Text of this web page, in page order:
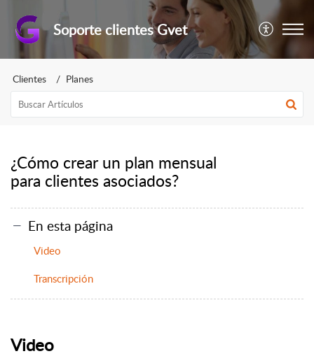
Soporte clientes Gvet
Clientes Planes
¿Cómo crear un plan mensual
para clientes asociados?
En esta página
Video
Transcripción
Video